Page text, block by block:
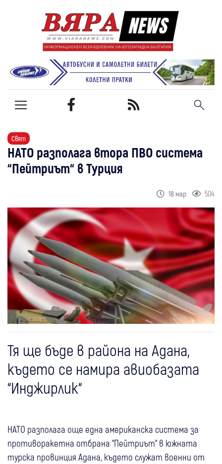
Свят
НАТО разполага втора ПВО система
“Пейтриът“ в Турция
18 мар 504
Тя ще бъде в района на Адана,
където се намира авиобазата
“Инджирлик“
НАТО разполага още една американска система за
противоракетна отбрана “Пейтриът“ в южната
турска провинция Адана, където служат военни от